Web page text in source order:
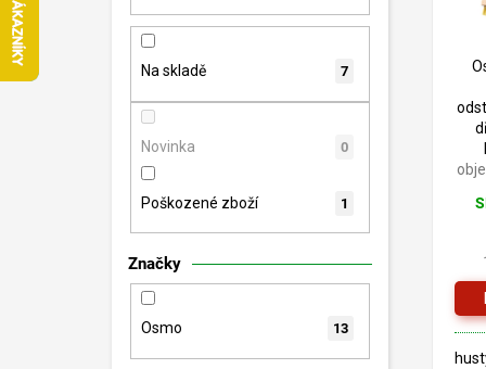
Na skladě 7
Novinka 0
Poškozené zboží 1
Značky
Osmo 13